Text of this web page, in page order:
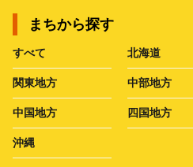
まちから探す
すべて 北海道
関東地方 中部地方
中国地方 四国地方
沖縄